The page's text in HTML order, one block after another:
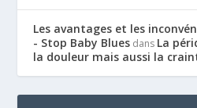
Les avantages et les
- Stop Baby Blues dans La
la douleur mais aussi la